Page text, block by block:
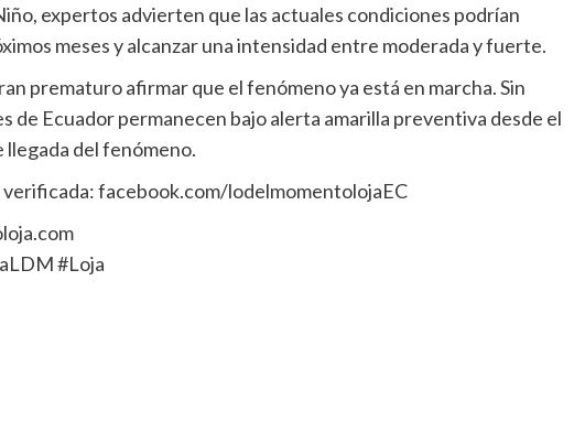
expertos advierten que las actuales condiciones podrían
meses y alcanzar una intensidad entre moderada y fuerte.
prematuro afirmar que el fenómeno ya está en marcha. Sin
de Ecuador permanecen bajo alerta amarilla preventiva desde el
llegada del fenómeno.
verificada: facebook.com/lodelmomentolojaEC
#Loja